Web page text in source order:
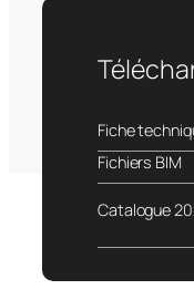
Fiche
Fichiers BIM
Catalogue